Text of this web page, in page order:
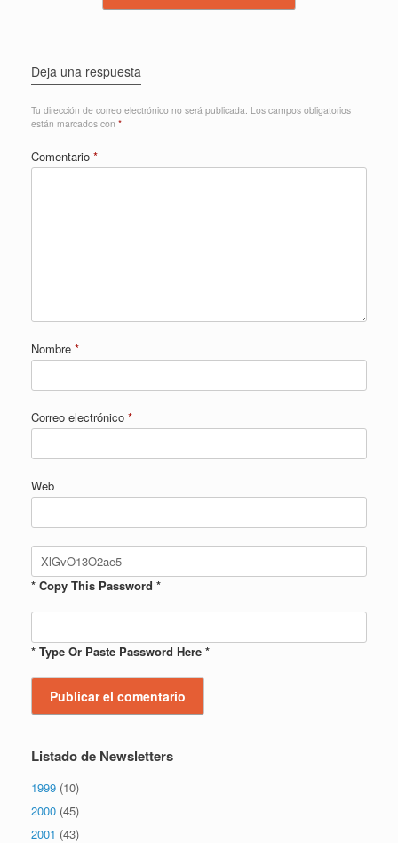
Deja una respuesta
Tu dirección de correo electrónico no será publicada. Los campos obligatorios
están marcados con *
Comentario *
Nombre *
Correo electrónico *
Web
* Copy This Password *
* Type Or Paste Password Here *
Listado de Newsletters
1999 (10)
2000 (45)
2001 (43)